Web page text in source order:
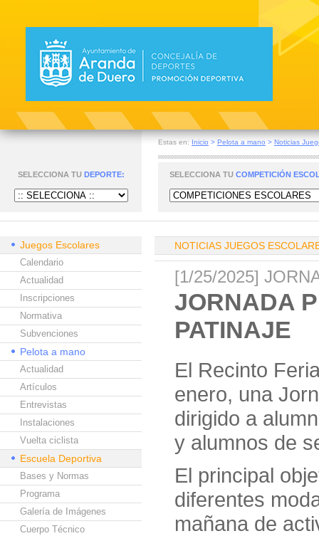
Estas en: Inicio > Pelota a mano > Noticias
SELECCIONA TU DEPORTE: SELECCIONA TU COMPETICIÓN
Juegos Escolares
Calendario
Actualidad
Inscripciones
Normativa
Subvenciones
Pelota a mano
Actualidad
Artículos
Entrevistas
Instalaciones
Vuelta ciclista
Escuela Deportiva
Bases y Normas
Programa
Galería de Imágenes
Cuerpo Técnico
NOTICIAS JUEGOS
[1/25/2025]
JORNADA
PATINAJE
El Recinto
enero, una
dirigido a
y alumnos de
El principal
diferentes
mañana de